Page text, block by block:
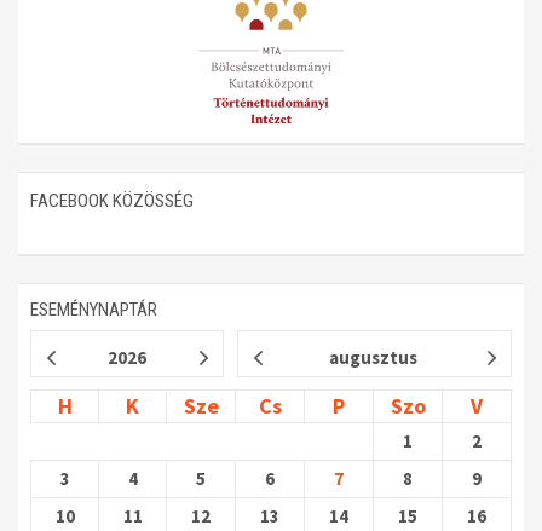
Műhelymunkák
FACEBOOK KÖZÖSSÉG
ESEMÉNYNAPTÁR
2026 augusztus
H K Sze Cs P Szo V
1
2
3
4 5 6 7 8
9
10
11 12 13 14 15 16